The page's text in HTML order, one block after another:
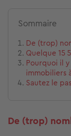
Sommaire
De (trop)
Quelque 15
Pourquoi il
immobiliers
Sautez le
De (trop)